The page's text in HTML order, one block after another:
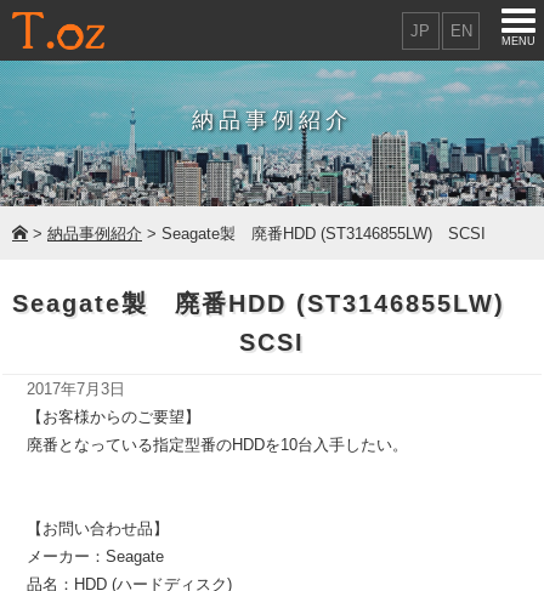
MENU
JP EN
納品事例紹介
> 納品事例紹介 > Seagate製 廃番HDD (ST3146855LW) SCSI
Seagate製 廃番HDD (ST3146855LW)
SCSI
2017年7月3日
【お客様からのご要望】
廃番となっている指定型番のHDDを10台入手したい。
【お問い合わせ品】
メーカー：Seagate
品名：HDD (ハードディスク)